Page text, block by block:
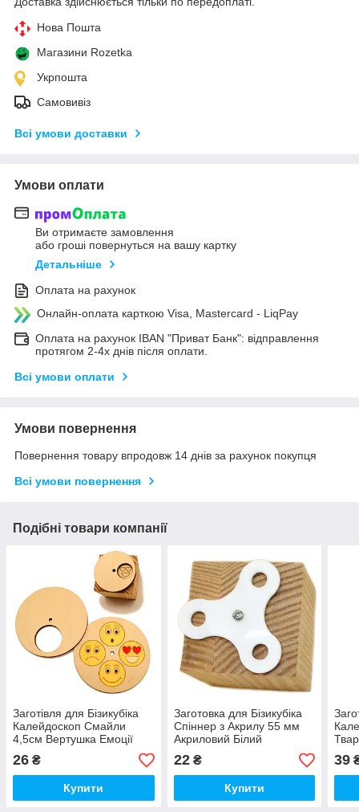
Нова Пошта
Магазини Rozetka
Укрпошта
Самовивіз
Всі умови доставки
Умови оплати
Ви отримаєте замовлення
або гроші повернуться на вашу картку
Детальніше
Оплата на рахунок
Онлайн-оплата карткою Visa, Mastercard - LiqPay
Оплата на рахунок IBAN "Приват Банк": відправлення
протягом 2-4х днів після оплати.
Всі умови оплати
Умови повернення
Повернення товару впродовж 14 днів за рахунок покупця
Всі умови повернення
Подібні товари компанії
Заготівля для Бізикубіка
Калейдоскоп Смайли
4,5см Вертушка Емоції
(НЕ КОЛЬОРОВІ) Диск
Крутилка
26 ₴
Купити
Заготовка для Бізикубіка
Спіннер з Акрилу 55 мм
Акриловий Білий
Маленький Спінер
Крутилка для Кубика
22₴
Купити
4ка
39